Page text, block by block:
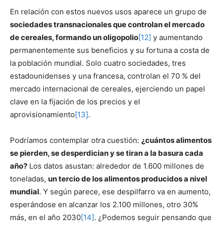
En relación con estos nuevos usos aparece un grupo de
sociedades transnacionales que controlan el mercado
de cereales, formando un oligopolio[12] y aumentando
permanentemente sus beneficios y su fortuna a costa de
la población mundial. Solo cuatro sociedades, tres
estadounidenses y una francesa, controlan el 70 % del
mercado internacional de cereales, ejerciendo un papel
clave en la fijación de los precios y el
aprovisionamiento[13].
Podríamos contemplar otra cuestión: ¿cuántos alimentos
se pierden, se desperdician y se tiran a la basura cada
año? Los datos asustan: alrededor de 1.600 millones de
toneladas, un tercio de los alimentos producidos a nivel
mundial. Y según parece, ese despilfarro va en aumento,
esperándose en alcanzar los 2.100 millones, otro 30%
más, en el año 2030[14]. ¿Podemos seguir pensando que